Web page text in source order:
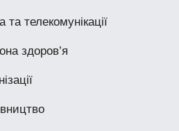
та телекомунікації
здоров’я